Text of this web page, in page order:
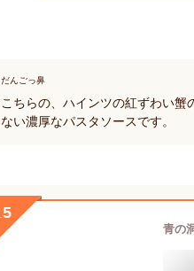
だんごっ鼻
こちらの、ハインツの紅ずわい
ない濃厚なパスタソースです。
5
青の